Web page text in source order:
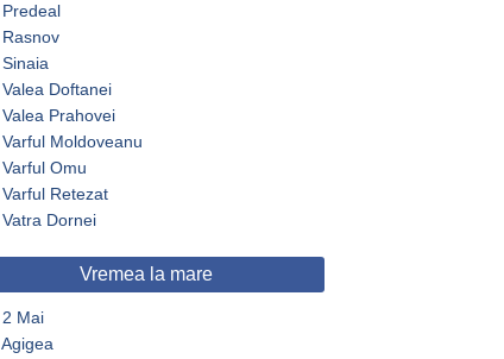
Predeal
Rasnov
Sinaia
Valea Doftanei
Valea Prahovei
Varful Moldoveanu
Varful Omu
Varful Retezat
Vatra Dornei
Vremea la mare
2 Mai
Agigea